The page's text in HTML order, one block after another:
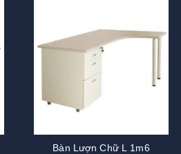
Bàn Lượn Chữ L 1m6